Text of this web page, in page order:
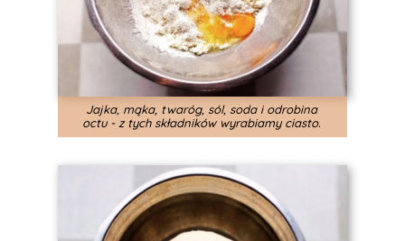
Jajka, mąka, twaróg, sól, soda i odrobina
octu - z tych składników wyrabiamy ciasto.